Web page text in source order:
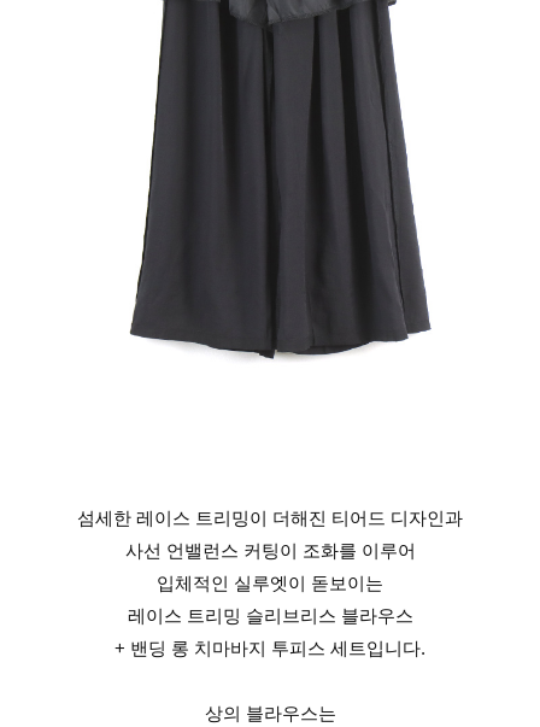
섬세한 레이스 트리밍이 더해진 티어드 디자인과
사선 언밸런스 커팅이 조화를 이루어
입체적인 실루엣이 돋보이는
레이스 트리밍 슬리브리스 블라우스
+ 밴딩 롱 치마바지 투피스 세트입니다.
상의 블라우스는